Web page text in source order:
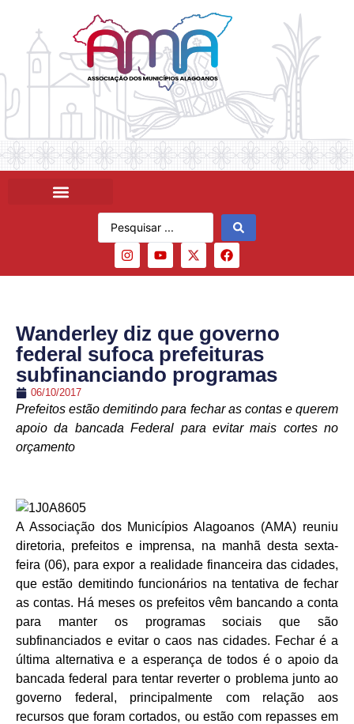
Wanderley diz que governo
federal sufoca prefeituras
subfinanciando programas
06/10/2017
Prefeitos estão demitindo para fechar as contas e querem
apoio da bancada Federal para evitar mais cortes no
orçamento
A Associação dos Municípios Alagoanos (AMA) reuniu
diretoria, prefeitos e imprensa, na manhã desta sexta-
feira (06), para expor a realidade financeira das cidades,
que estão demitindo funcionários na tentativa de fechar
as contas. Há meses os prefeitos vêm bancando a conta
para manter os programas sociais que são
subfinanciados e evitar o caos nas cidades. Fechar é a
última alternativa e a esperança de todos é o apoio da
bancada federal para tentar reverter o problema junto ao
governo federal, principalmente com relação aos
recursos que foram cortados, ou estão com repasses em